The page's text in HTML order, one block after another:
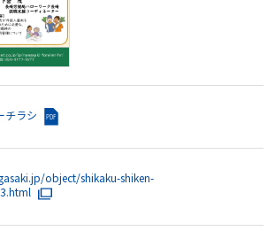
チラシ
object/shikaku-shiken-